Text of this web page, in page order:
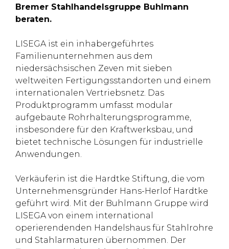
Bremer Stahlhandelsgruppe Buhlmann
beraten.
LISEGA ist ein inhabergeführtes
Familienunternehmen aus dem
niedersächsischen Zeven mit sieben
weltweiten Fertigungsstandorten und einem
internationalen Vertriebsnetz. Das
Produktprogramm umfasst modular
aufgebaute Rohrhalterungsprogramme,
insbesondere für den Kraftwerksbau, und
bietet technische Lösungen für industrielle
Anwendungen.
Verkäuferin ist die Hardtke Stiftung, die vom
Unternehmensgründer Hans-Herlof Hardtke
geführt wird. Mit der Buhlmann Gruppe wird
LISEGA von einem international
operierendenden Handelshaus für Stahlrohre
und Stahlarmaturen übernommen. Der